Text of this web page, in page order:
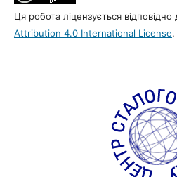
Ця робота ліцензується відповідно
Attribution 4.0 International License.